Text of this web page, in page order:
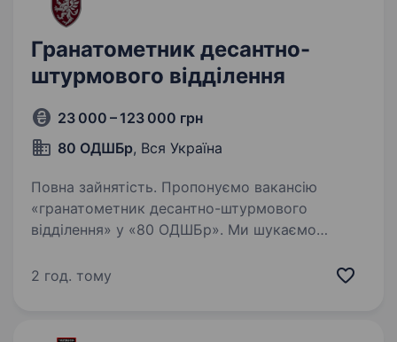
Гранатометник десантно-
штурмового відділення
23 000 – 123 000 грн
80 ОДШБр, Вся Україна
Повна зайнятість. Пропонуємо вакансію
«гранатометник десантно-штурмового
відділення» у «80 ОДШБр». Ми шукаємо
вступити в ряди славетних десантників.
2 год. тому